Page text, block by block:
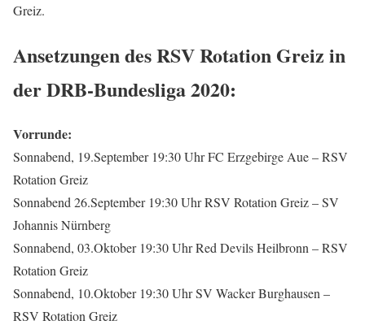
Greiz.
Ansetzungen des RSV Rotation Greiz in
der DRB-Bundesliga 2020:
Vorrunde:
Sonnabend, 19.September 19:30 Uhr FC Erzgebirge Aue – RSV
Rotation Greiz
Sonnabend 26.September 19:30 Uhr RSV Rotation Greiz – SV
Johannis Nürnberg
Sonnabend, 03.Oktober 19:30 Uhr Red Devils Heilbronn – RSV
Rotation Greiz
Sonnabend, 10.Oktober 19:30 Uhr SV Wacker Burghausen –
RSV Rotation Greiz